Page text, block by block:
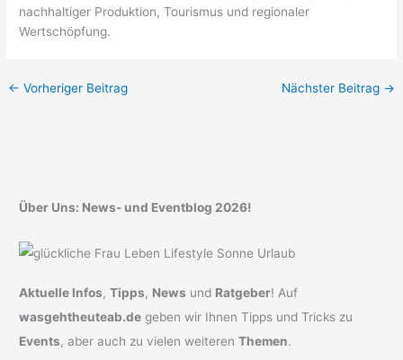
nachhaltiger Produktion, Tourismus und regionaler
Wertschöpfung.
← Vorheriger Beitrag Nächster Beitrag →
Über Uns: News- und Eventblog 2026!
Aktuelle Infos,Tipps, News und Ratgeber! Auf
wasgehtheuteab.de geben wir Ihnen Tipps und Tricks zu
Events, aber auch zu vielen weiterenThemen.